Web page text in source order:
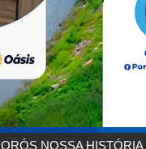
ORÓS NOSSA HISTÓRIA